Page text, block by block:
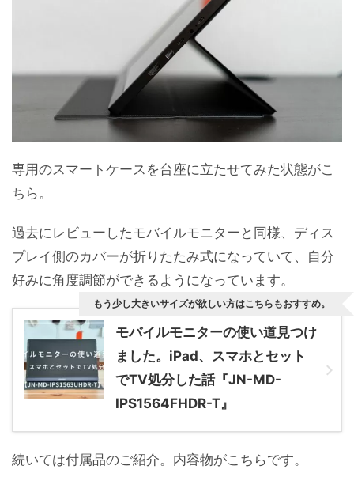
専用のスマートケースを台座に立たせてみた状態がこ
ちら。
過去にレビューしたモバイルモニターと同様、ディス
プレイ側のカバーが折りたたみ式になっていて、自分
好みに角度調節ができるようになっています。
モバイルモニターの使い道見つけ
ました。iPad、スマホとセット
でTV処分した話『JN-MD-
IPS1564FHDR-T』
もう少し大きいサイズが欲しい方はこちらもおすすめ。
続いては付属品のご紹介。内容物がこちらです。